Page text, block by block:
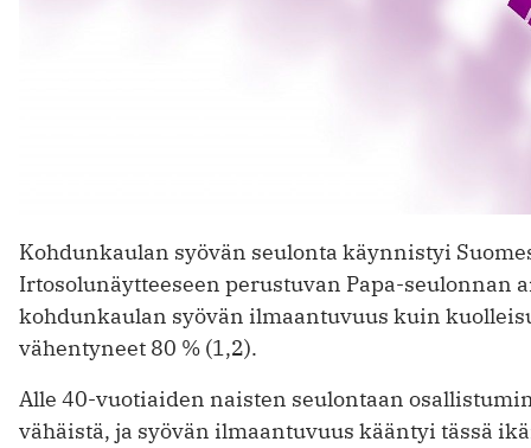
Kohdunkaulan syövän seulonta käynnistyi
Irtosolunäytteeseen perustuvan Papa-seulonnan
kohdunkaulan syövän ilmaantuvuus kuin
vähentyneet 80 % (1,2).
Alle 40-vuotiaiden naisten seulontaan
vähäistä, ja syövän ilmaantuvuus kääntyi tässä